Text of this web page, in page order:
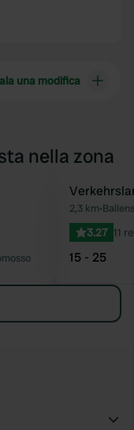
una modifica
nella zona
Preferito
Prenota ora
2,3 km•
3.27 11
15 - 25